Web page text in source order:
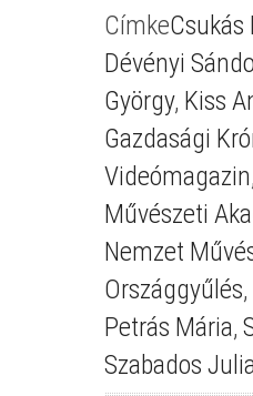
CímkeCsukás
Dévényi
György, Kiss
Gazdasági
Videómagazin,
Művészeti
Nemzet
Országgyűlés,
Petrás Mária,
Szabados